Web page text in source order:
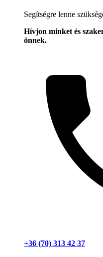
Segítségre lenne
Hívjon minket és
önnek.
+36 (70) 313 42 37